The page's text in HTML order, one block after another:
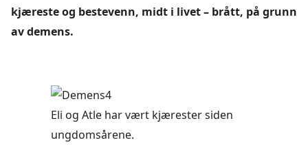
kjæreste og bestevenn, midt i livet – brått, på grunn
av demens.
Eli og Atle har vært kjærester siden
ungdomsårene.